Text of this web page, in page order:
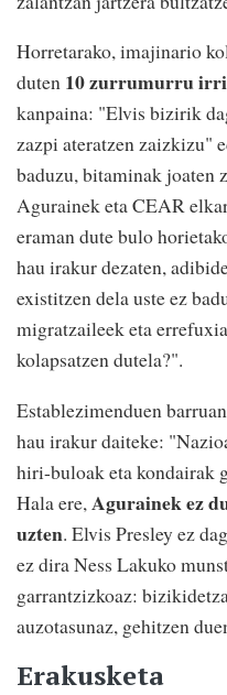
Horretarako, imajinario
duten 10 zurrumurru
kanpaina: "Elvis bizirik
zazpi ateratzen zaizkizu"
baduzu, bitaminak joaten
Agurainek eta CEAR
eraman dute bulo
hau irakur dezaten,
existitzen dela uste ez
migratzaileek eta
kolapsatzen dutela?".
Establezimenduen
hau irakur daiteke:
hiri-buloak eta kondairak
Hala ere,Agurainek ez
uzten. Elvis Presley ez
ez dira Ness Lakuko
garrantzizkoaz:
auzotasunaz, gehitzen
Erakusketa